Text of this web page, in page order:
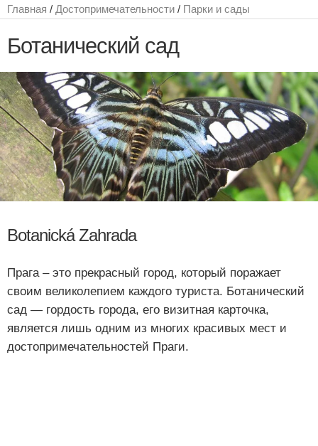
Главная / Достопримечательности / Парки и сады
Ботанический сад
Botanická Zahrada
Прага – это прекрасный город, который поражает
своим великолепием каждого туриста. Ботанический
сад — гордость города, его визитная карточка,
является лишь одним из многих красивых мест и
достопримечательностей Праги.